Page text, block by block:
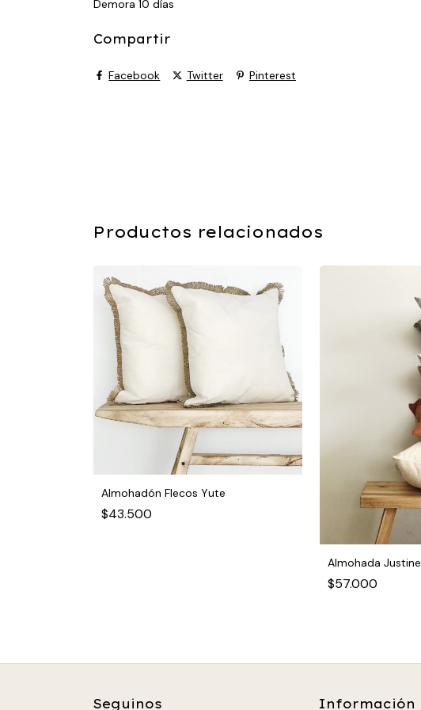
Demora 10 días
Compartir
Facebook Twitter Pinterest
Productos relacionados
Almohadón Flecos Yute
$43.500
Almohada Justine
$57.000
Seguinos Información